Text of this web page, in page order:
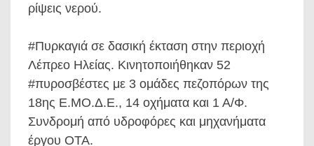
ρίψεις νερού.
#Πυρκαγιά σε δασική έκταση στην περιοχή
Λέπρεο Ηλείας. Κινητοποιήθηκαν 52
#πυροσβέστες με 3 ομάδες πεζοπόρων της
18ης Ε.ΜΟ.Δ.Ε., 14 οχήματα και 1 Α/Φ.
Συνδρομή από υδροφόρες και μηχανήματα
έργου ΟΤΑ.